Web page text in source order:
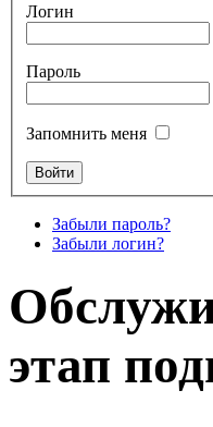
Логин
Пароль
Запомнить меня
Забыли пароль?
Забыли логин?
этап